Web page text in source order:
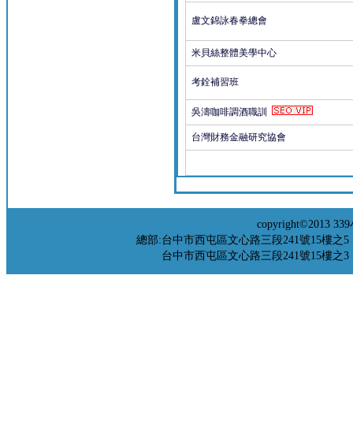
盧文錦詠春拳總會
米貝絲整體美學中心
考銓補習班
吳濤咖啡調酒職訓
台灣財務金融研究協會
copyright©2013
總部:台中市西屯區文心路三段241號15樓
台中市西屯區文心路三段241號15樓